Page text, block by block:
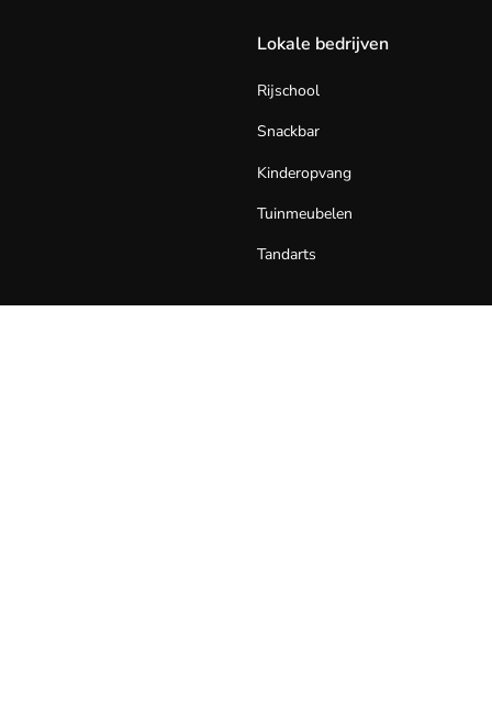
Lokale bedrijven
Rijschool
Snackbar
Kinderopvang
Tuinmeubelen
Tandarts